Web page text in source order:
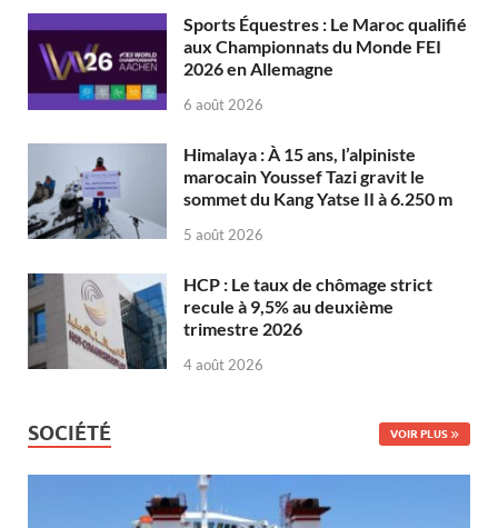
Sports Équestres : Le Maroc qualifié
aux Championnats du Monde FEI
2026 en Allemagne
6 août 2026
Himalaya : À 15 ans, l’alpiniste
marocain Youssef Tazi gravit le
sommet du Kang Yatse II à 6.250 m
5 août 2026
HCP : Le taux de chômage strict
recule à 9,5% au deuxième
trimestre 2026
4 août 2026
SOCIÉTÉ VOIR PLUS